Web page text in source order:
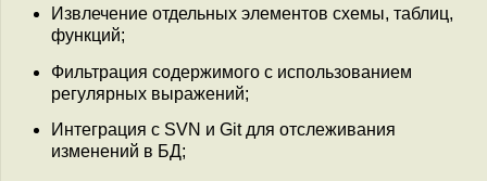
Извлечение отдельных элементов схемы, таблиц,
функций;
Фильтрация содержимого с использованием
регулярных выражений;
Интеграция с SVN и Git для отслеживания
изменений в БД;